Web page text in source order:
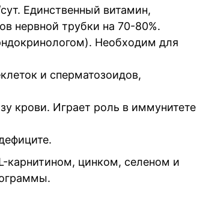
Единственный витамин,
нервной трубки на 70-80%.
Необходим для
и сперматозоидов,
крови. Играет роль в
карнитином, цинком, селеном и